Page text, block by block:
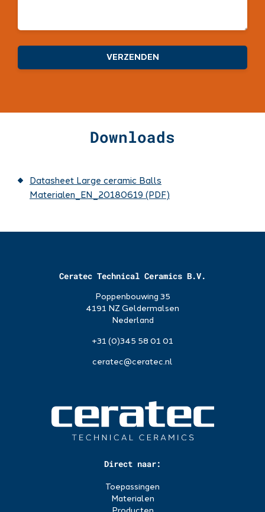
Downloads
Datasheet Large ceramic Balls
Materialen_EN_20180619 (PDF)
Ceratec Technical Ceramics B.V.
Poppenbouwing 35
4191 NZ Geldermalsen
Nederland
+31 (0)345 58 01 01
ceratec@ceratec.nl
Direct naar:
Toepassingen
Materialen